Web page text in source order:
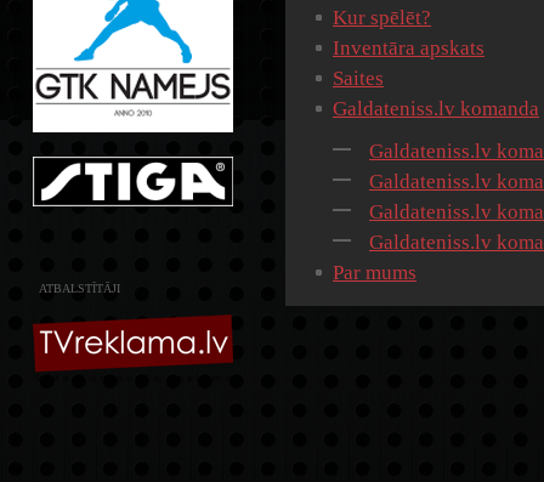
ATBALSTĪTĀJI
Kur spēlēt?
Inventāra apskats
Saites
Galdateniss.lv komanda
Galdateniss.lv
Galdateniss.lv
Galdateniss.lv
Galdateniss.lv
Par mums